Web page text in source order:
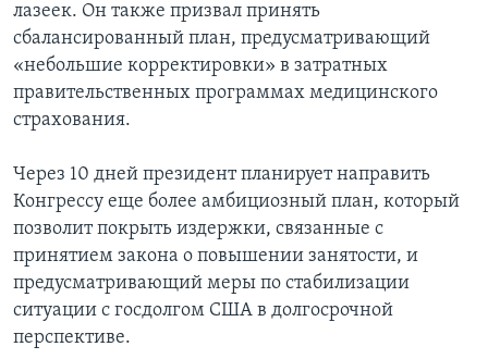
лазеек. Он также призвал принять
сбалансированный план, предусматривающий
«небольшие корректировки» в затратных
правительственных программах медицинского
страхования.
Через 10 дней президент планирует направить
Конгрессу еще более амбициозный план, который
позволит покрыть издержки, связанные с
принятием закона о повышении занятости, и
предусматривающий меры по стабилизации
ситуации с госдолгом США в долгосрочной
перспективе.